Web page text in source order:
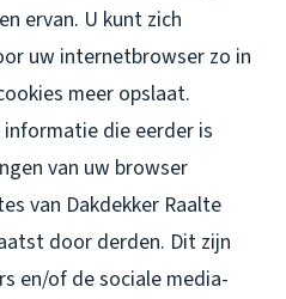
ervan. U kunt zich
uw internetbrowser zo in
meer opslaat.
die eerder is
van uw browser
van Dakdekker Raalte
door derden. Dit zijn
en/of de sociale media-